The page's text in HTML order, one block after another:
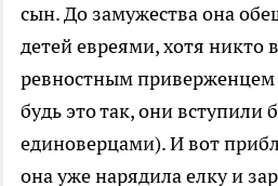
сын. До замужества она
детей евреями, хотя никто
ревностным приверженцем
будь это так, они вступили
единоверцами). И вот
она уже нарядила елку и